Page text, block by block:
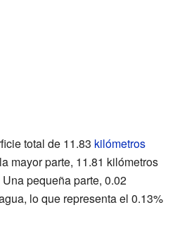
total de 11.83 kilómetros
mayor parte, 11.81 kilómetros
pequeña parte, 0.02
lo que representa el 0.13%